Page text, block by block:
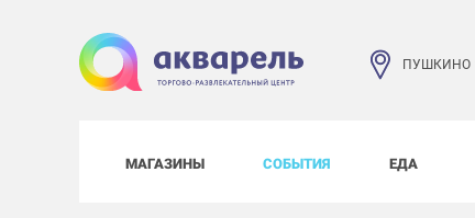
ПУШКИНО
МАГАЗИНЫ СОБЫТИЯ ЕДА